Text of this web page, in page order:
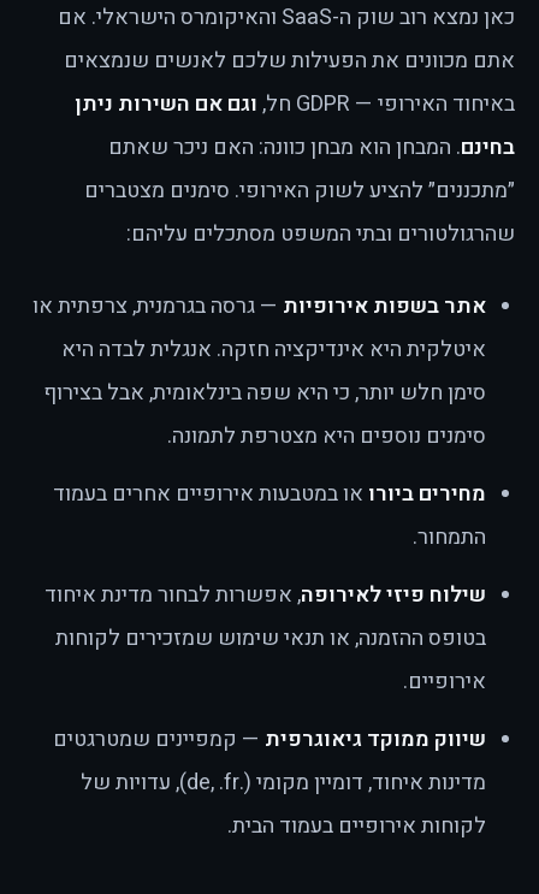
כאן נמצא רוב שוק ה-SaaS והאיקומרס הישראלי. אם
אתם מכוונים את הפעילות שלכם לאנשים שנמצאים
באיחוד האירופי — GDPR חל,
וגם אם השירות ניתן
בחינם. המבחן הוא מבחן כוונה: האם ניכר שאתם
״מתכננים״ להציע לשוק האירופי. סימנים מצטברים
שהרגולטורים ובתי המשפט מסתכלים עליהם:
אתר בשפות אירופיות — גרסה בגרמנית, צרפתית או
איטלקית היא אינדיקציה חזקה. אנגלית לבדה היא
סימן חלש יותר, כי היא שפה בינלאומית, אבל בצירוף
סימנים נוספים היא מצטרפת לתמונה.
מחירים ביורו או במטבעות אירופיים אחרים בעמוד
התמחור.
שילוח פיזי לאירופה, אפשרות לבחור מדינת איחוד
בטופס ההזמנה, או תנאי שימוש שמזכירים לקוחות
אירופיים.
שיווק ממוקד גיאוגרפית — קמפיינים שמטרגטים
מדינות איחוד, דומיין מקומי (.de, .fr), עדויות של
לקוחות אירופיים בעמוד הבית.